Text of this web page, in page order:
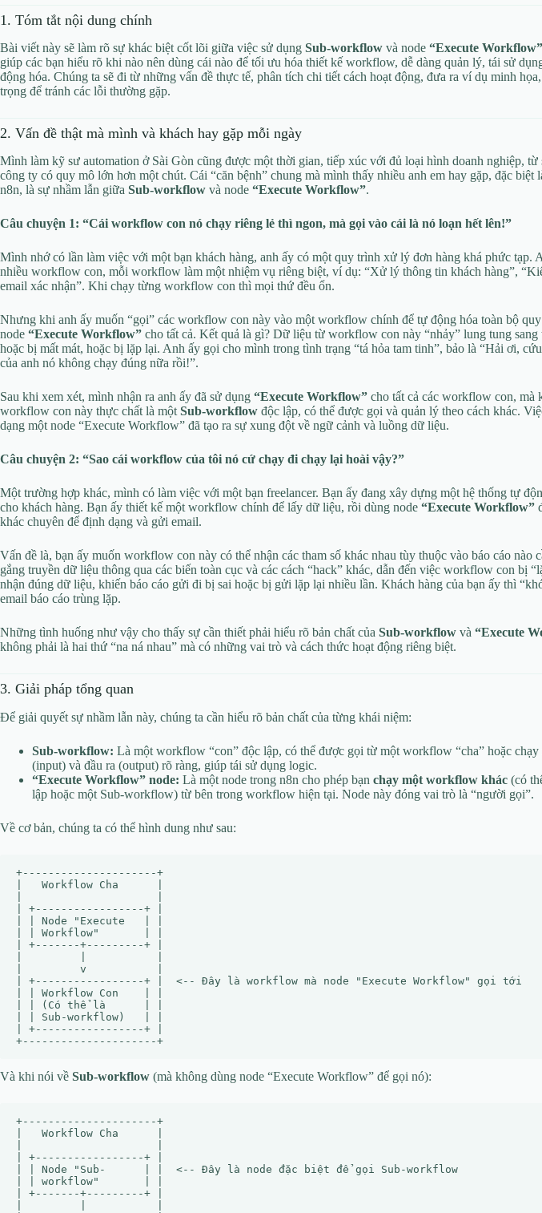
1. Tóm tắt nội dung chính
Bài viết này sẽ làm rõ sự khác biệt cốt lõi giữa việc sử dụng Sub-workflow và node “Execute Workflow”
giúp các bạn hiểu rõ khi nào nên dùng cái nào để tối ưu hóa thiết kế workflow, dễ dàng quản lý, tái sử
động hóa. Chúng ta sẽ đi từ những vấn đề thực tế, phân tích chi tiết cách hoạt động, đưa ra ví dụ minh
trọng để tránh các lỗi thường gặp.
2. Vấn đề thật mà mình và khách hay gặp mỗi ngày
Mình làm kỹ sư automation ở Sài Gòn cũng được một thời gian, tiếp xúc với đủ loại hình doanh nghiệp, từ
công ty có quy mô lớn hơn một chút. Cái “căn bệnh” chung mà mình thấy nhiều anh em hay gặp, đặc biệt
n8n, là sự nhầm lẫn giữa Sub-workflow và node “Execute Workflow”.
Câu chuyện 1: “Cái workflow con nó chạy riêng lẻ thì ngon, mà gọi vào cái là nó loạn hết lên!”
Mình nhớ có lần làm việc với một bạn khách hàng, anh ấy có một quy trình xử lý đơn hàng khá phức tạp.
nhiều workflow con, mỗi workflow làm một nhiệm vụ riêng biệt, ví dụ: “Xử lý thông tin khách hàng”,
email xác nhận”. Khi chạy từng workflow con thì mọi thứ đều ổn.
Nhưng khi anh ấy muốn “gọi” các workflow con này vào một workflow chính để tự động hóa toàn bộ
node “Execute Workflow” cho tất cả. Kết quả là gì? Dữ liệu từ workflow con này “nhảy” lung tung
hoặc bị mất mát, hoặc bị lặp lại. Anh ấy gọi cho mình trong tình trạng “tá hỏa tam tinh”, bảo là “Hải ơi,
của anh nó không chạy đúng nữa rồi!”.
Sau khi xem xét, mình nhận ra anh ấy đã sử dụng “Execute Workflow” cho tất cả các workflow con, mà
workflow con này thực chất là mộtSub-workflow độc lập, có thể được gọi và quản lý theo cách khác.
dạng một node “Execute Workflow” đã tạo ra sự xung đột về ngữ cảnh và luồng dữ liệu.
Câu chuyện 2: “Sao cái workflow của tôi nó cứ chạy đi chạy lại hoài vậy?”
Một trường hợp khác, mình có làm việc với một bạn freelancer. Bạn ấy đang xây dựng một hệ thống tự
cho khách hàng. Bạn ấy thiết kế một workflow chính để lấy dữ liệu, rồi dùng node “Execute Workflow”
khác chuyên để định dạng và gửi email.
Vấn đề là, bạn ấy muốn workflow con này có thể nhận các tham số khác nhau tùy thuộc vào báo cáo nào
gắng truyền dữ liệu thông qua các biến toàn cục và các cách “hack” khác, dẫn đến việc workflow con bị
nhận đúng dữ liệu, khiến báo cáo gửi đi bị sai hoặc bị gửi lặp lại nhiều lần. Khách hàng của bạn ấy thì
email báo cáo trùng lặp.
Những tình huống như vậy cho thấy sự cần thiết phải hiểu rõ bản chất của Sub-workflow và “Execute
không phải là hai thứ “na ná nhau” mà có những vai trò và cách thức hoạt động riêng biệt.
3. Giải pháp tổng quan
Để giải quyết sự nhầm lẫn này, chúng ta cần hiểu rõ bản chất của từng khái niệm:
Sub-workflow: Là một workflow “con” độc lập, có thể được gọi từ một workflow “cha” hoặc
(input) và đầu ra (output) rõ ràng, giúp tái sử dụng logic.
“Execute Workflow” node: Là một node trong n8n cho phép bạn chạy một workflow khác (có
lập hoặc một Sub-workflow) từ bên trong workflow hiện tại. Node này đóng vai trò là “người gọi”.
Về cơ bản, chúng ta có thể hình dung như sau:
+---------------------+
|   Workflow Cha      |
| +-----------------+ |
| | Node "Execute   | |
| | Workflow"       | |
| +-------+---------+ |
|         v           |
| +-----------------+ |  <-- Đây là workflow mà node "Execute Workflow" gọi tới
| | Workflow Con    | |
| | (Có thể là      | |
| | Sub-workflow)   | |
| +-----------------+ |
Và khi nói về Sub-workflow (mà không dùng node “Execute Workflow” để gọi nó):
+---------------------+
|   Workflow Cha      |
| +-----------------+ |
| | Node "Sub-      | |  <-- Đây là node đặc biệt để gọi Sub-workflow
| | workflow"       | |
| +-------+---------+ |